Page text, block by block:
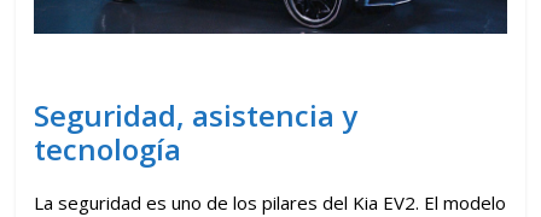
Seguridad, asistencia y
tecnología
La seguridad es uno de los pilares del Kia EV2. El modelo